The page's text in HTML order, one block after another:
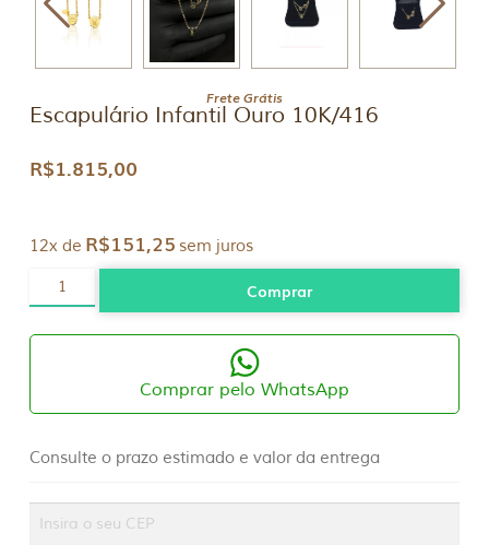
Frete Grátis
Escapulário Infantil Ouro 10K/416
R$1.815,00
12x de R$151,25 sem juros
Infantil
Ouro
quantidade
Comprar
Comprar pelo WhatsApp
Consulte o prazo estimado e valor da entrega